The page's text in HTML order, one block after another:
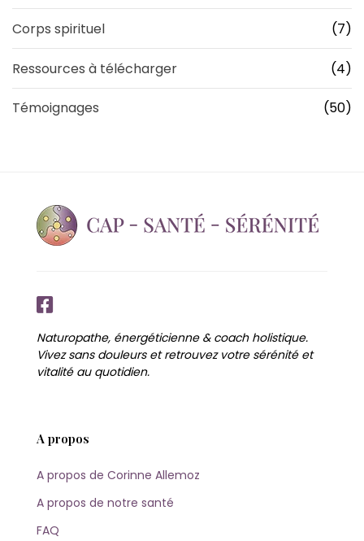
Corps spirituel (7)
Ressources à télécharger (4)
Témoignages (50)
Naturopathe, énergéticienne & coach holistique.
Vivez sans douleurs et retrouvez votre sérénité et
vitalité au quotidien.
A propos
A propos de Corinne Allemoz
A propos de notre santé
FAQ